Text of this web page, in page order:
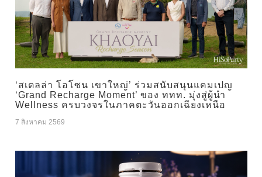
‘สเตลล่า โอโซน เขาใหญ่’ ร่วมสนับสนุนแคมเปญ
‘Grand Recharge Moment’ ของ ททท. มุ่งสู่ผู้นำ
Wellness ครบวงจรในภาคตะวันออกเฉียงเหนือ
7 สิงหาคม 2569